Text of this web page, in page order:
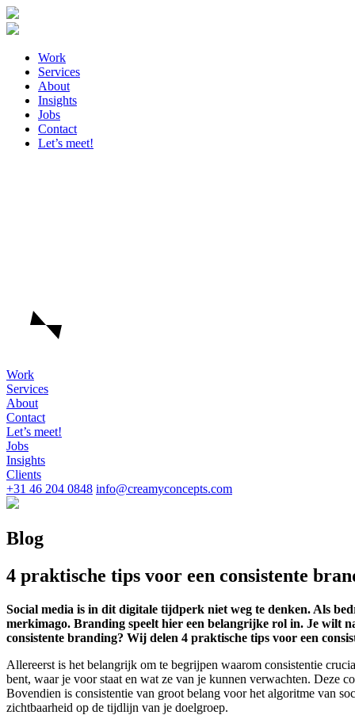
Work
Services
About
Insights
Jobs
Contact
Let’s meet!
Work
Services
About
Contact
Let’s meet!
Jobs
Insights
Clients
+31 46 204 0848 info@creamyconcepts.com
Blog
4 praktische tips voor een consistente
Social media is in dit digitale tijdperk niet weg te denken. Als
merkimago. Branding speelt hier een belangrijke rol in. Je wilt
consistente branding? Wij delen 4 praktische tips voor een
Allereerst is het belangrijk om te begrijpen waarom consistentie
bent, waar je voor staat en wat ze van je kunnen verwachten. Deze
Bovendien is consistentie van groot belang voor het algoritme van
zichtbaarheid op de tijdlijn van je doelgroep.